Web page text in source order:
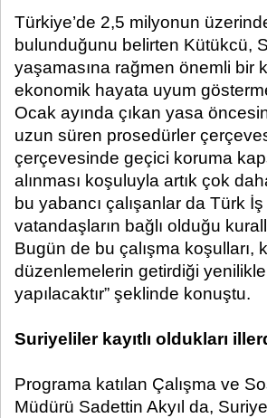
Türkiye’de 2,5 milyonun
bulunduğunu belirten Kütükcü,
yaşamasına rağmen önemli bir
ekonomik hayata uyum
Ocak ayında çıkan yasa
uzun süren prosedürler
çerçevesinde geçici koruma
alınması koşuluyla artık çok
bu yabancı çalışanlar da Türk
vatandaşların bağlı olduğu
Bugün de bu çalışma koşulları,
düzenlemelerin getirdiği
yapılacaktır” şeklinde konuştu.
Suriyeliler kayıtlı oldukları
Programa katılan Çalışma ve
Müdürü Sadettin Akyıl da,